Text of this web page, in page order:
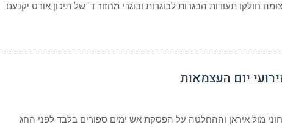
חולקו תעודות הבגרות לבוגרות ובוגרי מחזור ד' של תיכון אורט יקנעם
יום העצמאות
מול איראן וההחלטה על הפסקת אש ימים ספורים בלבד לפני החג